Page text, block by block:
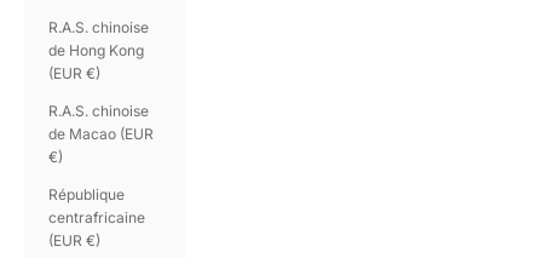
R.A.S. chinoise
de Hong Kong
(EUR €)
R.A.S. chinoise
de Macao (EUR
€)
République
centrafricaine
(EUR €)